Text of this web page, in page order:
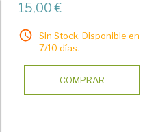
15,00 €
Sin Stock. Disponible en
7/10 días.
COMPRAR